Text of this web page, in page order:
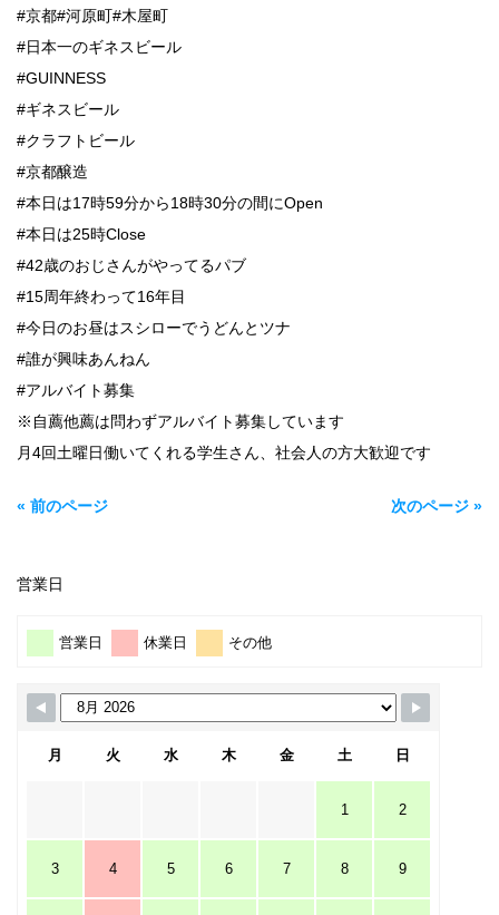
#京都#河原町#木屋町
#日本一のギネスビール
#GUINNESS
#ギネスビール
#クラフトビール
#京都醸造
#本日は17時59分から18時30分の間にOpen
#本日は25時Close
#42歳のおじさんがやってるパブ
#15周年終わって16年目
#今日のお昼はスシローでうどんとツナ
#誰が興味あんねん
#アルバイト募集
※自薦他薦は問わずアルバイト募集しています
月4回土曜日働いてくれる学生さん、社会人の方大歓迎です
« 前のページ 次のページ »
営業日
営業日 休業日 その他
月 火 水 木 金 土 日
1 2
3 4 5 6 7 8 9